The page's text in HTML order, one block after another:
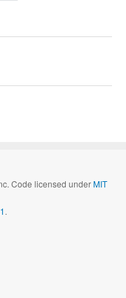
Code licensed underMIT
.